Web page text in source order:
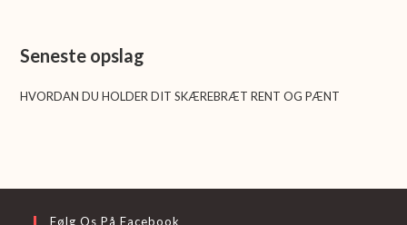
Seneste opslag
HVORDAN DU HOLDER DIT SKÆREBRÆT RENT OG PÆNT
Følg Os På Facebook